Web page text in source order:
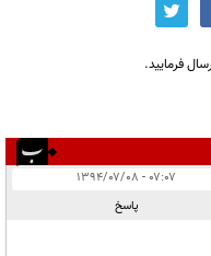
فرمایید.
۰۷:۰۷ - ۱۳۹۴/۰۷/۰۸
پاسخ